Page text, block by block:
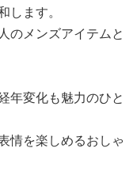
ます。
のメンズアイテムと
年変化も魅力のひと
情を楽しめるおしゃ